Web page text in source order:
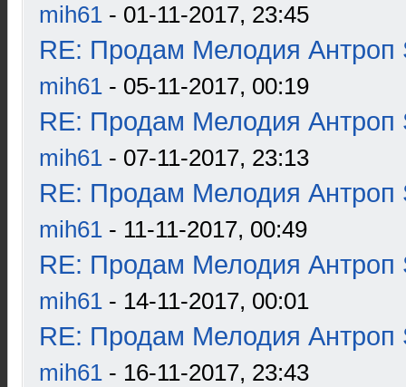
mih61 - 01-11-2017, 23:45
RE: Продам Мелодия Антроп
mih61 - 05-11-2017, 00:19
RE: Продам Мелодия Антроп
mih61 - 07-11-2017, 23:13
RE: Продам Мелодия Антроп
mih61 - 11-11-2017, 00:49
RE: Продам Мелодия Антроп
mih61 - 14-11-2017, 00:01
RE: Продам Мелодия Антроп
mih61 - 16-11-2017, 23:43